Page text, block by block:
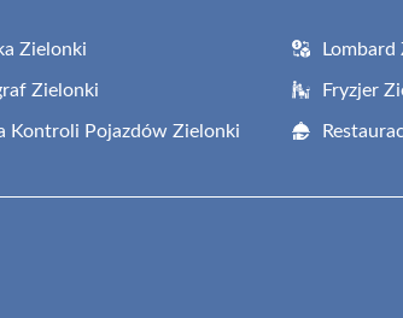
Zielonki Lombard
Zielonki Fryzjer
Kontroli Pojazdów Zielonki